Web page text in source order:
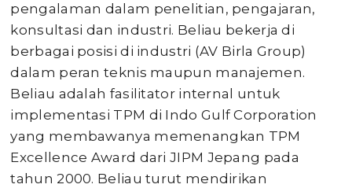
pengalaman dalam penelitian, pengajaran,
konsultasi dan industri. Beliau bekerja di
berbagai posisi di industri (AV Birla Group)
dalam peran teknis maupun manajemen.
Beliau adalah fasilitator internal untuk
implementasi TPM di Indo Gulf Corporation
yang membawanya memenangkan TPM
Excellence Award dari JIPM Jepang pada
tahun 2000. Beliau turut mendirikan